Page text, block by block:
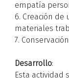
empatía
6. Creación
materiales
7.
Desarrollo:
Esta actividad